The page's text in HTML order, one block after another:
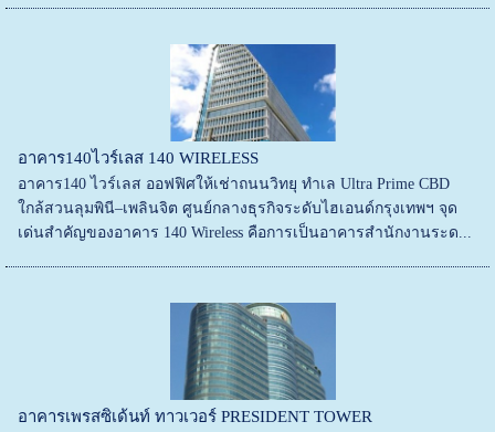
อาคาร140ไวร์เลส 140 WIRELESS
อาคาร140 ไวร์เลส ออฟฟิศให้เช่าถนนวิทยุ ทำเล Ultra Prime CBD
ใกล้สวนลุมพินี–เพลินจิต ศูนย์กลางธุรกิจระดับไฮเอนด์กรุงเทพฯ จุด
เด่นสำคัญของอาคาร 140 Wireless คือการเป็นอาคารสำนักงานระด...
อาคารเพรสซิเด้นท์ ทาวเวอร์ PRESIDENT TOWER